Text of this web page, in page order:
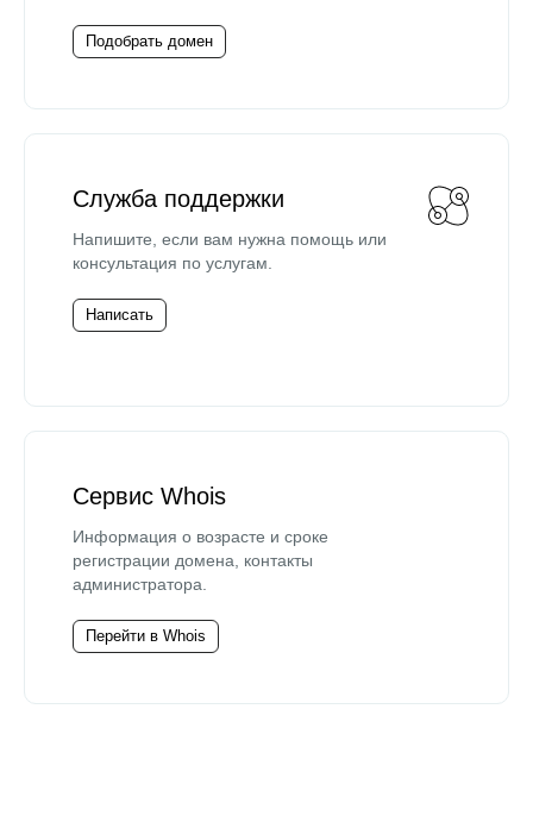
Подобрать домен
Служба поддержки
Напишите, если вам нужна помощь или
консультация по услугам.
Написать
Сервис Whois
Информация о возрасте и сроке
регистрации домена, контакты
администратора.
Перейти в Whois